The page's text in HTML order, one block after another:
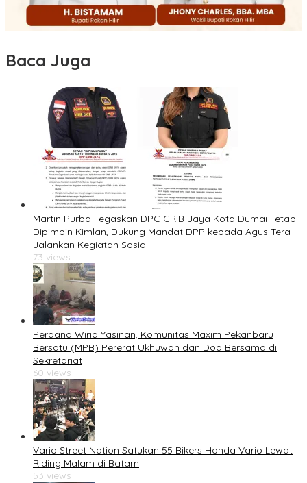
Baca Juga
Martin Purba Tegaskan DPC GRIB Jaya Kota Dumai Tetap
Dipimpin Kimlan, Dukung Mandat DPP kepada Agus Tera
Jalankan Kegiatan Sosial
73 views
Perdana Wirid Yasinan, Komunitas Maxim Pekanbaru
Bersatu (MPB) Pererat Ukhuwah dan Doa Bersama di
Sekretariat
60 views
Vario Street Nation Satukan 55 Bikers Honda Vario Lewat
Riding Malam di Batam
53 views